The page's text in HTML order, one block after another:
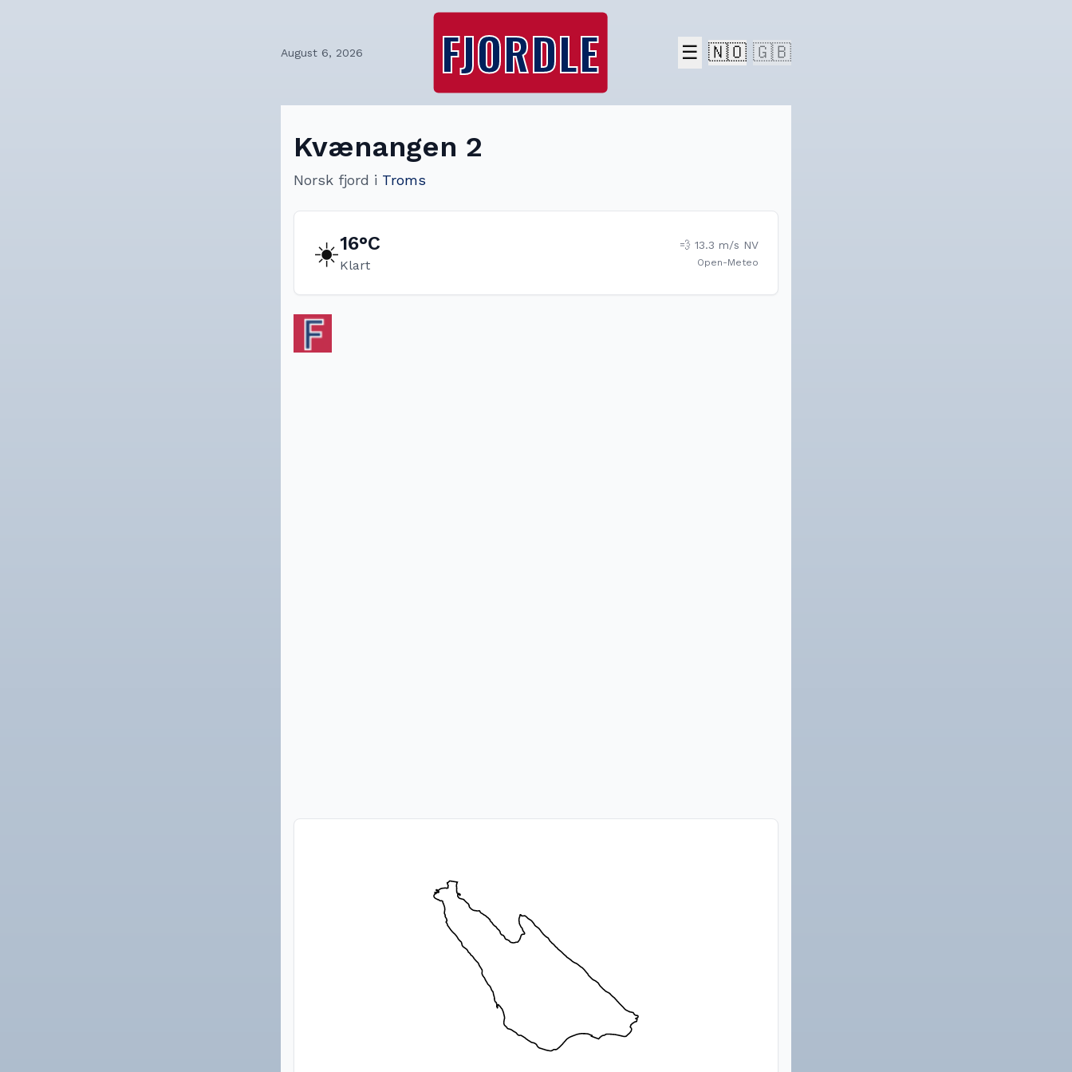
August 6, 2026 FJORDLE ☰ 🇳🇴 🇬🇧
Kvænangen 2
Norsk fjord i Troms
☀️16°C
Klart
💨 13.3 m/s NV
Open-Meteo